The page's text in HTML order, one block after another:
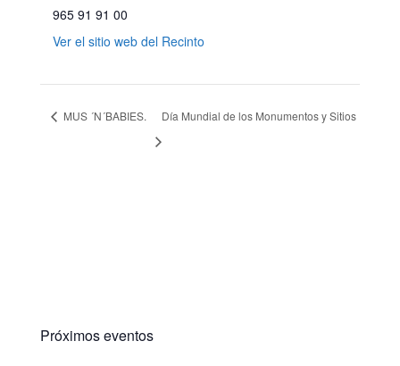
965 91 91 00
Ver el sitio web del Recinto
MUS ´N´BABIES. Día Mundial de los Monumentos y Sitios
Próximos eventos